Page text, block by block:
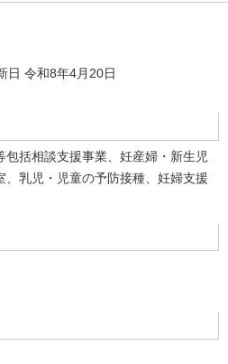
令和8年4月20日
包括相談支援事業、妊産婦・新生児
、乳児・児童の予防接種、妊婦支援